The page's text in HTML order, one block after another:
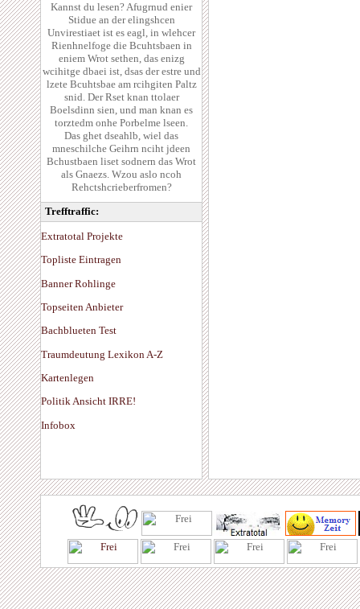
Kannst du lesen? Afugrnud enier
Stidue an der elingshcen
Unvirestiaet ist es eagl, in wlehcer
Rienhnelfoge die Bcuhtsbaen in
eniem Wrot sethen, das enizg
wcihitge dbaei ist, dsas der estre und
lzete Bcuhtsbae am rcihgiten Paltz
snid. Der Rset knan ttolaer
Boelsdinn sien, und man knan es
torztedm onhe Porbelme lseen.
Das ghet dseahlb, wiel das
mneschilche Geihrn nciht jdeen
Bchustbaen liset sodnern das Wrot
als Gnaezs. Wzou aslo ncoh
Rehctshcrieberfromen?
Trefftraffic:
Extratotal Projekte
Topliste Eintragen
Banner Rohlinge
Topseiten Anbieter
Bachblueten Test
Traumdeutung Lexikon A-Z
Kartenlegen
Politik Ansicht IRRE!
Infobox